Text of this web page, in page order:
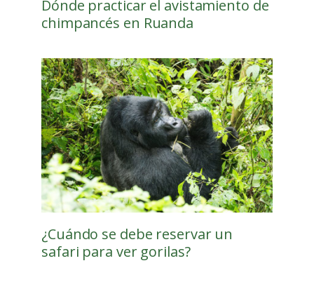
Dónde practicar el avistamiento de
chimpancés en Ruanda
¿Cuándo se debe reservar un
safari para ver gorilas?